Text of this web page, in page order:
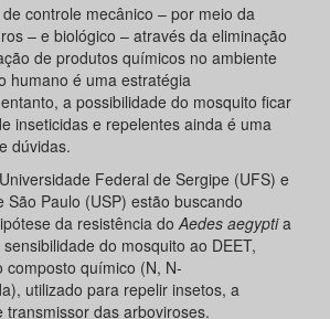
controle mecânico – por meio da
– e biológico – através da eliminação
de produtos químicos no ambiente
humano é uma estratégia
a possibilidade do mosquito ficar
inseticidas e repelentes ainda é uma
dúvidas.
Federal de Sergipe (UFS) e
São Paulo (USP) estão buscando
da resistência do Aedes aegyptia
do mosquito ao DEET,
composto químico (N, N-
utilizado para repelir insetos, a
transmissor das arboviroses.